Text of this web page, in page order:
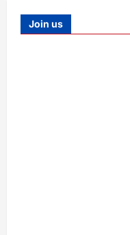
Join us